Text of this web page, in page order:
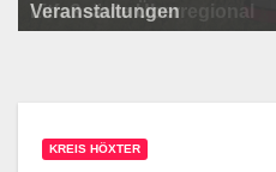
Programm der Komödie
Litfaßsäule Überregional
Veranstaltungen
Litfaßsäule Überregional
Litfaßsäule Überregional
KREIS HÖXTER